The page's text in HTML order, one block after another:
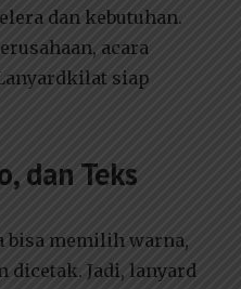
dan kebutuhan.
acara
siap
dan Teks
bisa memilih warna,
dicetak. Jadi, lanyard